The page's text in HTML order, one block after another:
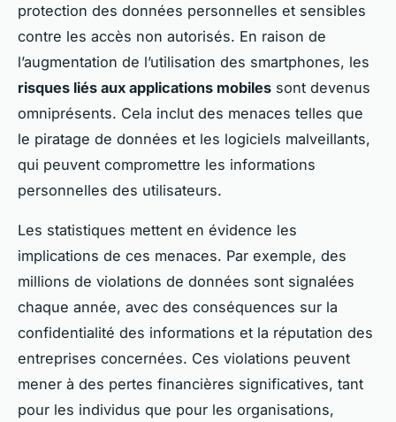
protection des données personnelles et sensibles
contre les accès non autorisés. En raison de
l’augmentation de l’utilisation des smartphones, les
risques liés aux applications mobiles sont devenus
omniprésents. Cela inclut des menaces telles que
le piratage de données et les logiciels malveillants,
qui peuvent compromettre les informations
personnelles des utilisateurs.
Les statistiques mettent en évidence les
implications de ces menaces. Par exemple, des
millions de violations de données sont signalées
chaque année, avec des conséquences sur la
confidentialité des informations et la réputation des
entreprises concernées. Ces violations peuvent
mener à des pertes financières significatives, tant
pour les individus que pour les organisations,